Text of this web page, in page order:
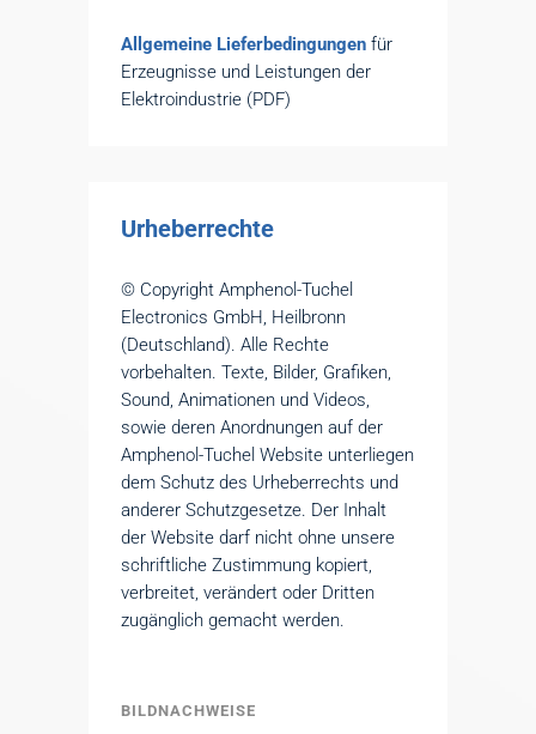
Allgemeine Lieferbedingungen für
Erzeugnisse und Leistungen der
Elektroindustrie (PDF)
Urheberrechte
© Copyright Amphenol-Tuchel
Electronics GmbH, Heilbronn
(Deutschland). Alle Rechte
vorbehalten. Texte, Bilder, Grafiken,
Sound, Animationen und Videos,
sowie deren Anordnungen auf der
Amphenol-Tuchel Website unterliegen
dem Schutz des Urheberrechts und
anderer Schutzgesetze. Der Inhalt
der Website darf nicht ohne unsere
schriftliche Zustimmung kopiert,
verbreitet, verändert oder Dritten
zugänglich gemacht werden.
BILDNACHWEISE